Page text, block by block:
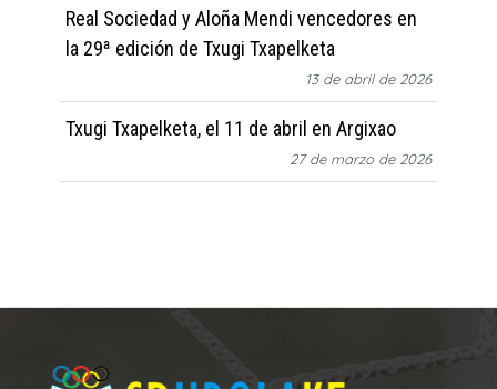
Real Sociedad y Aloña Mendi vencedores en
la 29ª edición de Txugi Txapelketa
13 de abril de 2026
Txugi Txapelketa, el 11 de abril en Argixao
27 de marzo de 2026